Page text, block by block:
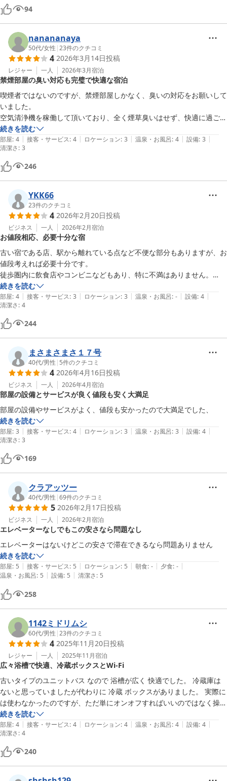
94
nanananaya
50代/女性 |23件のクチコミ
4 2026年3月14日投稿
レジャー 一人 2026年3月宿泊
禁煙部屋の臭い対応も完璧で快適な宿泊
喫煙者ではないのですが、禁煙部屋しかなく、臭いの対応をお願いして
いました。
空気清浄機を稼働して頂いており、全く煙草臭いはせず、快適に過ごせ
ました。
布団も枕もふかふかでした。
建物がかなり古く、エレベーターがなかったのもあり、破格な宿泊料金
続きを読む
部屋: 4 | 接客・サービス: 4 | ロケーション: 3 | 温泉・お風呂: 4 | 設備: 3 |
清潔さ: 3
246
YKK66
23件のクチコミ
4 2026年2月20日投稿
ビジネス 一人 2026年2月宿泊
お値段相応、必要十分な宿
古い宿である店、駅から離れている点など不便な部分もありますが、お
値段考えれば必要十分です。
徒歩圏内に飲食店やコンビニなどもあり、特に不満はありません。
冷蔵庫代わりに置かれていた電子クーラーボックス的なものは初見で物
珍しかったですが、ちょうど氷を持ち込んでいたので-18℃等の設定も
でき助かりました。
続きを読む
部屋: 4 | 接客・サービス: 3 | ロケーション: 3 | 温泉・お風呂: - | 設備: 4 |
清潔さ: 4
244
まさまさまさ１７号
40代/男性 | 5件のクチコミ
4 2026年4月16日投稿
ビジネス 一人 2026年4月宿泊
部屋の設備とサービスが良く値段も安く大満足
部屋の設備やサービスがよく、値段も安かったので大満足でした、
続きを読む
部屋: 3 | 接客・サービス: 4 | ロケーション: 3 | 温泉・お風呂: 3 | 設備: 4 |
清潔さ: 3
169
クラアッツー
40代/男性 |69件のクチコミ
5 2026年2月17日投稿
ビジネス 一人 2026年2月宿泊
エレベーターなしでもこの安さなら問題なし
エレベーターはないけどこの安さで滞在できるなら問題ありません
続きを読む
部屋: 5 | 接客・サービス: 5 | ロケーション: 5 | 朝食: - | 夕食: - |
温泉・お風呂: 5 | 設備: 5 | 清潔さ: 5
258
1142ミドリムシ
60代/男性 |23件のクチコミ
4 2025年11月20日投稿
レジャー 一人 2025年11月宿泊
広々浴槽で快適、冷蔵ボックスとWi-Fi
古いタイプのユニットバス なので 浴槽が広く 快適でした。 冷蔵庫は
ないと思っていましたが代わりに 冷蔵 ボックスがありました。 実際に
は使わなかったのですが、ただ単にオンオフすればいいのではなく操作
が必要みたいです。
wi-fi は フロントで借りるのですが、かつての LAN ケーブルのコンセ
ントに差し込むという タイプで ちょっと戸惑いました。
続きを読む
部屋: 4 | 接客・サービス: 4 | ロケーション: 4 | 温泉・お風呂: 4 | 設備: 4 |
清潔さ: 4
240